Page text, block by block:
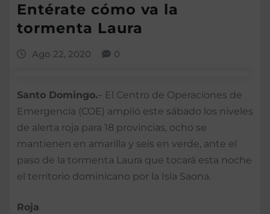
Entérate cómo va la
tormenta Laura
Ago 22, 2020 0
Santo Domingo.– El Centro de Operaciones de
Emergencia (COE) amplió este sábado los niveles
de alerta roja para 18 provincias, ocho se
mantienen en amarilla y seis en verde, ante el
paso de la tormenta Laura que tocará esta noche
el territorio dominicano por la Isla Saona.
Roja